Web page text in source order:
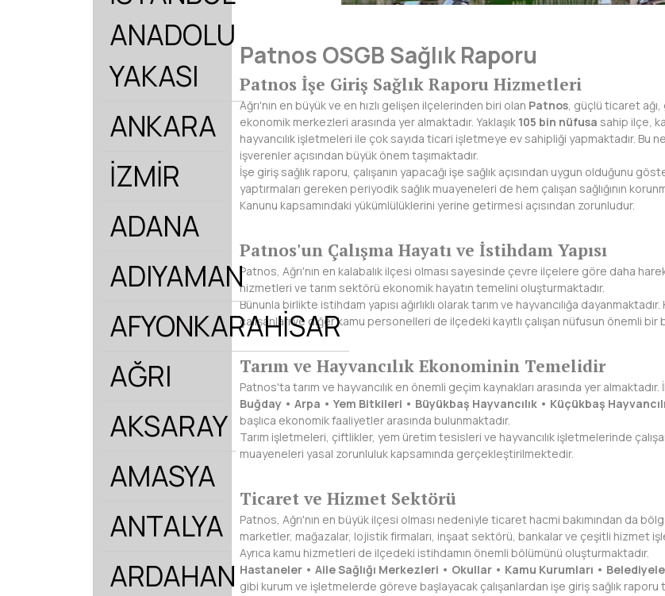
ANADOLU
YAKASI
ANKARA
İZMİR
ADANA
ADIYAMAN
AFYONKARAHİSAR
AĞRI
AKSARAY
AMASYA
ANTALYA
ARDAHAN
Patnos OSGB Sağlık Raporu
Patnos İşe Giriş Sağlık Raporu Hizmetleri
Ağrı'nın en büyük ve en hızlı gelişen ilçelerinden biri olan Patnos, güçlü ticaret
ekonomik merkezleri arasında yer almaktadır. Yaklaşık 105 bin nüfusa sahip ilçe,
hayvancılık işletmeleri ile çok sayıda ticari işletmeye ev sahipliği yapmaktadır. Bu
işverenler açısından büyük önem taşımaktadır.
İşe giriş sağlık raporu, çalışanın yapacağı işe sağlık açısından uygun olduğunu
yaptırmaları gereken periyodik sağlık muayeneleri de hem çalışan sağlığının
Kanunu kapsamındaki yükümlülüklerini yerine getirmesi açısından zorunludur.
Patnos'un Çalışma Hayatı ve İstihdam Yapısı
Patnos, Ağrı'nın en kalabalık ilçesi olması sayesinde çevre ilçelere göre daha
hizmetleri ve tarım sektörü ekonomik hayatın temelini oluşturmaktadır.
Bununla birlikte istihdam yapısı ağırlıklı olarak tarım ve hayvancılığa
çalışanları ve diğer kamu personelleri de ilçedeki kayıtlı çalışan nüfusun önemli
Tarım ve Hayvancılık Ekonominin Temelidir
Patnos'ta tarım ve hayvancılık en önemli geçim kaynakları arasında yer
Buğday • Arpa • Yem Bitkileri • Büyükbaş Hayvancılık • Küçükbaş
başlıca ekonomik faaliyetler arasında bulunmaktadır.
Tarım işletmeleri, çiftlikler, yem üretim tesisleri ve hayvancılık işletmelerinde
muayeneleri yasal zorunluluk kapsamında gerçekleştirilmektedir.
Ticaret ve Hizmet Sektörü
Patnos, Ağrı'nın en büyük ilçesi olması nedeniyle ticaret hacmi bakımından da
marketler, mağazalar, lojistik firmaları, inşaat sektörü, bankalar ve çeşitli hizmet
Ayrıca kamu hizmetleri de ilçedeki istihdamın önemli bölümünü oluşturmaktadır.
Hastaneler • Aile Sağlığı Merkezleri • Okullar • Kamu Kurumları •
gibi kurum ve işletmelerde göreve başlayacak çalışanlardan işe giriş sağlık